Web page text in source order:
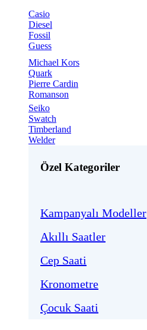
Casio
Diesel
Fossil
Guess
Michael Kors
Quark
Pierre Cardin
Romanson
Seiko
Swatch
Timberland
Welder
Özel Kategoriler
Kampanyalı Modeller
Akıllı Saatler
Cep Saati
Kronometre
Çocuk Saati